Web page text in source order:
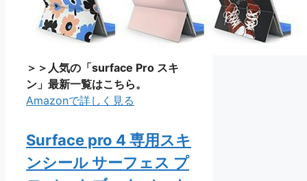
＞＞人気の「surface Pro スキ
ン」最新一覧はこちら。
Amazonで詳しく見る
Surface pro 4 専用スキ
ンシール サーフェス プ